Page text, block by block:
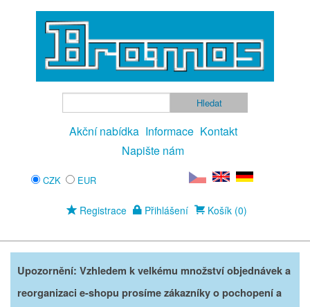
Akční nabídka Informace Kontakt
Napište nám
CZK EUR
Registrace Přihlášení Košík (0)
Upozornění: Vzhledem k velkému množství objednávek a
reorganizaci e-shopu prosíme zákazníky o pochopení a